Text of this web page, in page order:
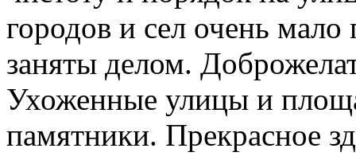
городов и сел очень
заняты делом.
Ухоженные улицы и
памятники. Прекрасное